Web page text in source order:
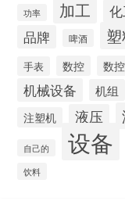
功率 加工
品牌 啤酒
手表 数控 数
机械设备 机组
注塑机
液压
自己的 设备
饮料